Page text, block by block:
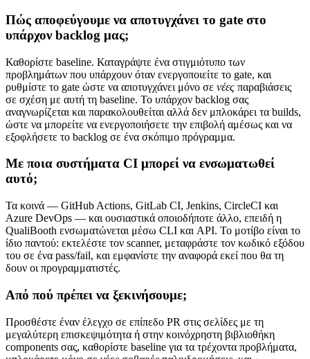
Πώς αποφεύγουμε να αποτυγχάνει το gate στο
υπάρχον backlog μας;
Καθορίστε baseline. Καταγράψτε ένα στιγμιότυπο των
προβλημάτων που υπάρχουν όταν ενεργοποιείτε το gate, και
ρυθμίστε το gate ώστε να αποτυγχάνει μόνο σε νέες παραβιάσεις
σε σχέση με αυτή τη baseline. Το υπάρχον backlog σας
αναγνωρίζεται και παρακολουθείται αλλά δεν μπλοκάρει τα builds,
ώστε να μπορείτε να ενεργοποιήσετε την επιβολή αμέσως και να
εξοφλήσετε το backlog σε ένα σκόπιμο πρόγραμμα.
Με ποια συστήματα CI μπορεί να ενσωματωθεί
αυτό;
Τα κοινά — GitHub Actions, GitLab CI, Jenkins, CircleCI και
Azure DevOps — και ουσιαστικά οποιοδήποτε άλλο, επειδή η
QualiBooth ενσωματώνεται μέσω CLI και API. Το μοτίβο είναι το
ίδιο παντού: εκτελέστε τον scanner, μεταφράστε τον κωδικό εξόδου
του σε ένα pass/fail, και εμφανίστε την αναφορά εκεί που θα τη
δουν οι προγραμματιστές.
Από πού πρέπει να ξεκινήσουμε;
Προσθέστε έναν έλεγχο σε επίπεδο PR στις σελίδες με τη
μεγαλύτερη επισκεψιμότητα ή στην κοινόχρηστη βιβλιοθήκη
components σας, καθορίστε baseline για τα τρέχοντα προβλήματα,